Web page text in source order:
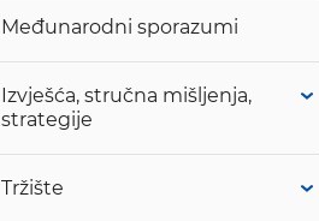
Međunarodni sporazumi
Izvješća, stručna mišljenja,
strategije
Tržište